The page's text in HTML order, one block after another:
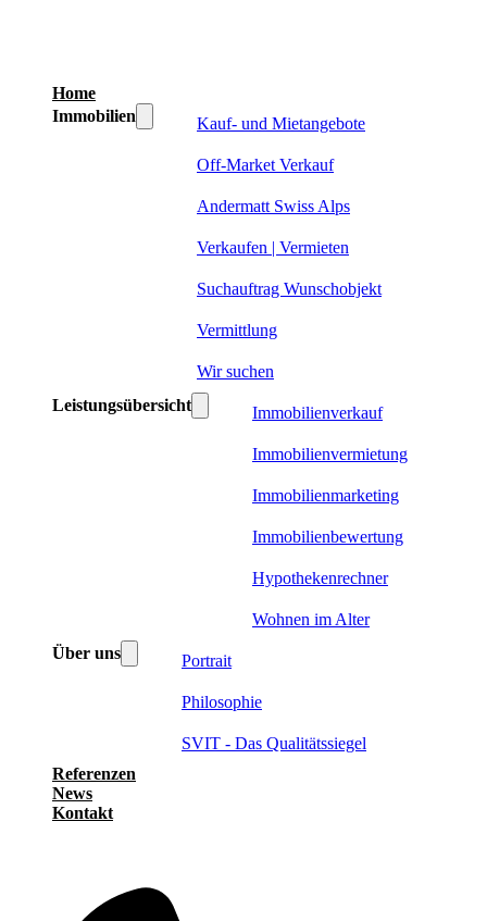
Home
Immobilien
Kauf- und Mietangebote
Off-Market Verkauf
Andermatt Swiss Alps
Verkaufen | Vermieten
Suchauftrag Wunschobjekt
Vermittlung
Wir suchen
Leistungsübersicht
Immobilienverkauf
Immobilienvermietung
Immobilienmarketing
Immobilienbewertung
Hypothekenrechner
Wohnen im Alter
Über uns
Portrait
Philosophie
SVIT - Das Qualitätssiegel
Referenzen
News
Kontakt